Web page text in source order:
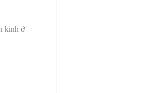
kinh ở